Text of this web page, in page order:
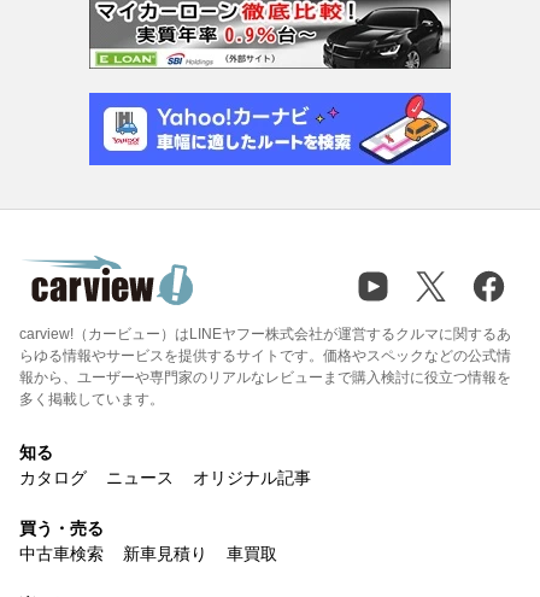
carview!（カービュー）はLINEヤフー株式会社が運営するクルマに関するあ
らゆる情報やサービスを提供するサイトです。価格やスペックなどの公式情
報から、ユーザーや専門家のリアルなレビューまで購入検討に役立つ情報を
多く掲載しています。
知る
カタログ
ニュース オリジナル記事
買う・売る
中古車検索
新車見積り 車買取